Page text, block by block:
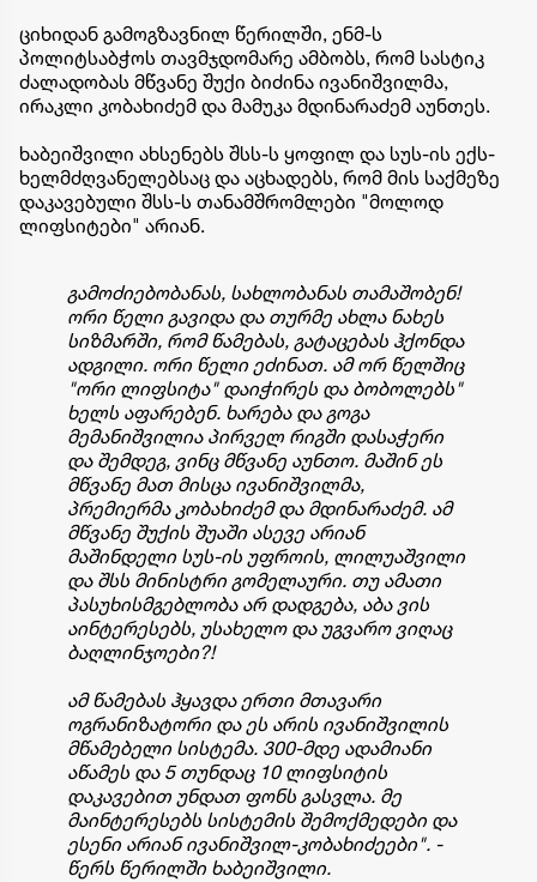
ციხიდან გამოგზავნილ წერილში, ენმ-ს
პოლიტსაბჭოს თავმჯდომარე ამბობს, რომ სასტიკ
ძალადობას მწვანე შუქი ბიძინა ივანიშვილმა,
ირაკლი კობახიძემ და მამუკა მდინარაძემ აუნთეს.
ხაბეიშვილი ახსენებს შსს-ს ყოფილ და სუს-ის ექს-
ხელმძღვანელებსაც და აცხადებს, რომ მის საქმეზე
დაკავებული შსს-ს თანამშრომლები "მოლოდ
ლიფსიტები" არიან.
გამოძიებობანას, სახლობანას თამაშობენ!
ორი წელი გავიდა და თურმე ახლა ნახეს
სიზმარში, რომ წამებას, გატაცებას ჰქონდა
ადგილი. ორი წელი ეძინათ. ამ ორ წელშიც
"ორი ლიფსიტა" დაიჭირეს და ბობოლებს"
ხელს აფარებენ. ხარება და გოგა
მემანიშვილია პირველ რიგში დასაჭერი
და შემდეგ, ვინც მწვანე აუნთო. მაშინ ეს
მწვანე მათ მისცა ივანიშვილმა,
პრემიერმა კობახიძემ და მდინარაძემ. ამ
მწვანე შუქის შუაში ასევე არიან
მაშინდელი სუს-ის უფროის, ლილუაშვილი
და შსს მინისტრი გომელაური. თუ ამათი
პასუხისმგებლობა არ დადგება, აბა ვის
აინტერესებს, უსახელო და უგვარო ვიღაც
ბაღლინჯოები?!
ამ წამებას ჰყავდა ერთი მთავარი
ოგრანიზატორი და ეს არის ივანიშვილის
მწამებელი სისტემა. 300-მდე ადამიანი
აწამეს და 5 თუნდაც 10 ლიფსიტის
დაკავებით უნდათ ფონს გასვლა. მე
მაინტერესებს სისტემის შემოქმედები და
ესენი არიან ივანიშვილ-კობახიძეები". -
წერს წერილში ხაბეიშვილი.